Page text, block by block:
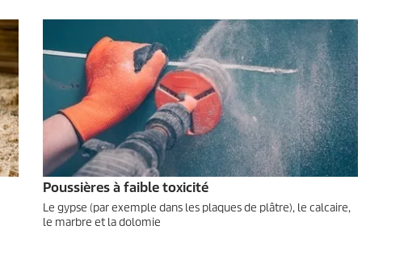
Poussières à faible toxicité
Le gypse (par exemple dans les plaques de plâtre), le calcaire,
le marbre et la dolomie